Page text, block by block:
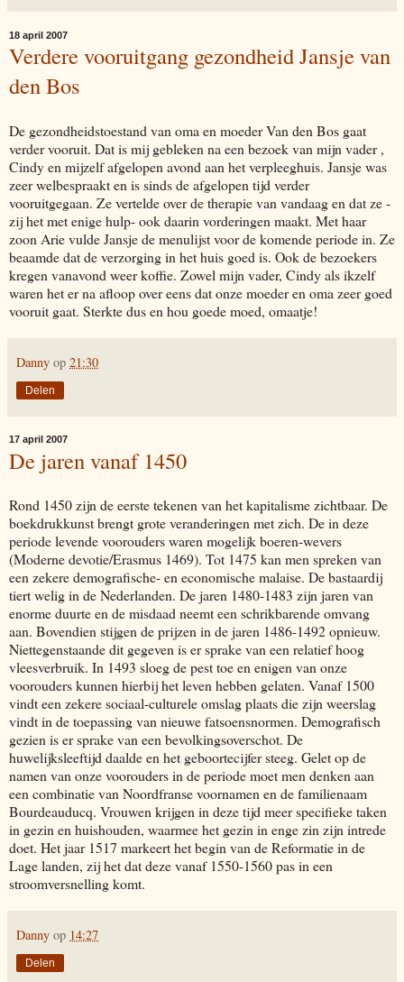
18 april 2007
Verdere vooruitgang gezondheid Jansje van
den Bos
De gezondheidstoestand van oma en moeder Van den Bos gaat
verder vooruit. Dat is mij gebleken na een bezoek van mijn vader ,
Cindy en mijzelf afgelopen avond aan het verpleeghuis. Jansje was
zeer welbespraakt en is sinds de afgelopen tijd verder
vooruitgegaan. Ze vertelde over de therapie van vandaag en dat ze -
zij het met enige hulp- ook daarin vorderingen maakt. Met haar
zoon Arie vulde Jansje de menulijst voor de komende periode in. Ze
beaamde dat de verzorging in het huis goed is. Ook de bezoekers
kregen vanavond weer koffie. Zowel mijn vader, Cindy als ikzelf
waren het er na afloop over eens dat onze moeder en oma zeer goed
vooruit gaat. Sterkte dus en hou goede moed, omaatje!
Danny op 21:30
Delen
17 april 2007
De jaren vanaf 1450
Rond 1450 zijn de eerste tekenen van het kapitalisme zichtbaar. De
boekdrukkunst brengt grote veranderingen met zich. De in deze
periode levende voorouders waren mogelijk boeren-wevers
(Moderne devotie/Erasmus 1469). Tot 1475 kan men spreken van
een zekere demografische- en economische malaise. De bastaardij
tiert welig in de Nederlanden. De jaren 1480-1483 zijn jaren van
enorme duurte en de misdaad neemt een schrikbarende omvang
aan. Bovendien stijgen de prijzen in de jaren 1486-1492 opnieuw.
Niettegenstaande dit gegeven is er sprake van een relatief hoog
vleesverbruik. In 1493 sloeg de pest toe en enigen van onze
voorouders kunnen hierbij het leven hebben gelaten. Vanaf 1500
vindt een zekere sociaal-culturele omslag plaats die zijn weerslag
vindt in de toepassing van nieuwe fatsoensnormen. Demografisch
gezien is er sprake van een bevolkingsoverschot. De
huwelijksleeftijd daalde en het geboortecijfer steeg. Gelet op de
namen van onze voorouders in de periode moet men denken aan
een combinatie van Noordfranse voornamen en de familienaam
Bourdeauducq. Vrouwen krijgen in deze tijd meer specifieke taken
in gezin en huishouden, waarmee het gezin in enge zin zijn intrede
doet. Het jaar 1517 markeert het begin van de Reformatie in de
Lage landen, zij het dat deze vanaf 1550-1560 pas in een
stroomversnelling komt.
Danny op 14:27
Delen